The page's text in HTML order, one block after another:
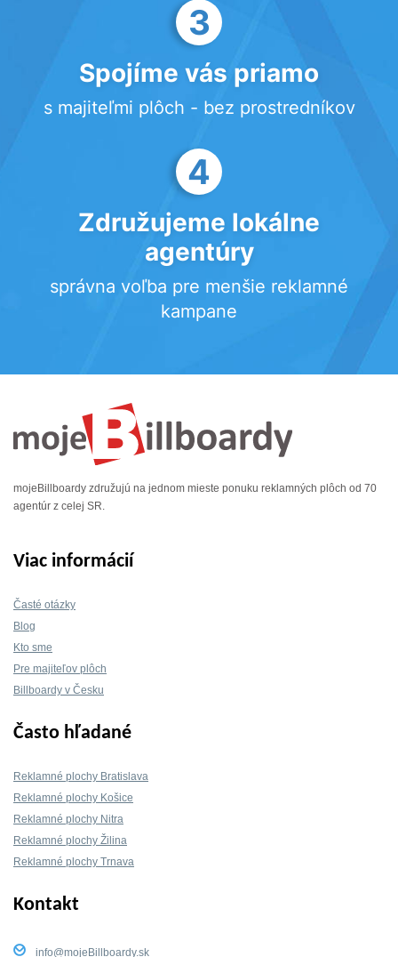
3
Spojíme vás priamo
s majiteľmi plôch - bez prostredníkov
4
Združujeme lokálne
agentúry
správna voľba pre menšie reklamné
kampane
mojeBillboardy združujú na jednom mieste ponuku reklamných plôch od 70
agentúr z celej SR.
Viac informácií
Časté otázky
Blog
Kto sme
Pre majiteľov plôch
Billboardy v Česku
Často hľadané
Reklamné plochy Bratislava
Reklamné plochy Košice
Reklamné plochy Nitra
Reklamné plochy Žilina
Reklamné plochy Trnava
Kontakt
info@mojeBillboardy.sk